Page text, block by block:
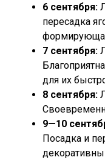
6 сентября:
пересадка
7 сентября:
для их
8 сентября:
9—10
Посадка и